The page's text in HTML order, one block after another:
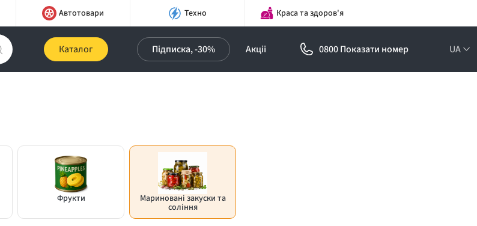
Автотовари Техно Краса та здоров'я
Каталог Підписка, -30% Акції 0800 Показати номер UA
Фрукти Мариновані закуски та
соління